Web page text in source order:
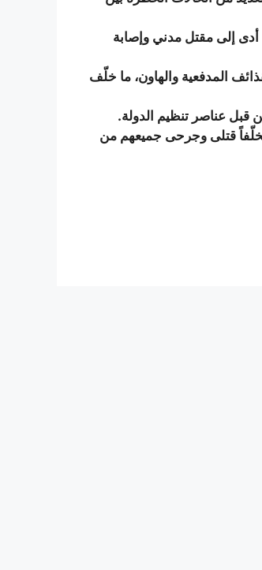
إلى مقتل مدني وإصابة
المدفعية والهاون، ما خلّف
عناصر تنظيم الدولة.
قتلى وجرحى جميعهم من